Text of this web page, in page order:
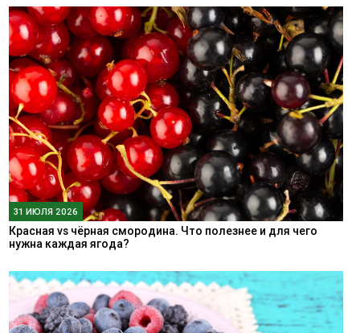
31 ИЮЛЯ 2026
Красная vs чёрная смородина. Что полезнее и для чего
нужна каждая ягода?